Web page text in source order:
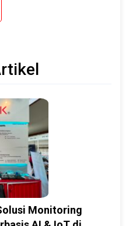
Monitoring